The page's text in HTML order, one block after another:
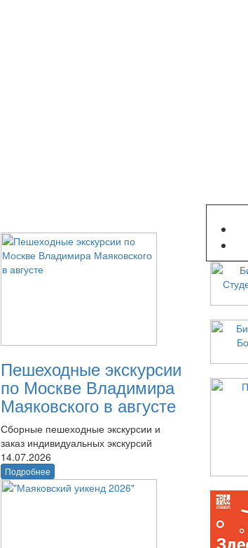
Пешеходные экскурсии
по Москве Владимира
Маяковского в августе
Сборные пешеходные экскурсии и
заказ индивидуальных экскурсий
14.07.2026
Подробнее